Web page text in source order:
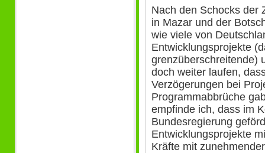
Nach den Schocks der
in Mazar und der
wie viele von
Entwicklungsprojekte
grenzüberschreitende)
doch weiter laufen,
Verzögerungen bei
Programmabbrüche
empfinde ich, dass im
Bundesregierung
Entwicklungsprojekte
Kräfte mit